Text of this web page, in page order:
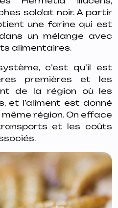
soldat noir. A partir
une farine qui est
un mélange avec
alimentaires.
c’est qu’il est
premières et les
de la région où les
et l’aliment est donné
région. On efface
et les coûts